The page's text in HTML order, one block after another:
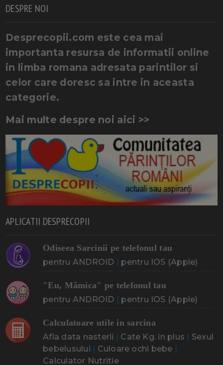
DESPRE NOI
Desprecopii.com este cea mai
importanta resursa de informatii online
in limba romana adresata parintilor si
celor care doresc sa intre in aceasta
categorie.
Mai multe despre noi aici >>
APLICATII DESPRECOPII
Odiseea Sarcinii pe telefonul tau
pentru ANDROID | pentru IOS (Apple)
"Eu, Mămica" pe telefonul tau
pentru ANDROID | pentru IOS (Apple)
Calculatoare utile in sarcina
Afla data nasterii | Cate Kg. in plus | Sexul
bebelusului | Culoare ochi bebe |
Calculator Nutritie